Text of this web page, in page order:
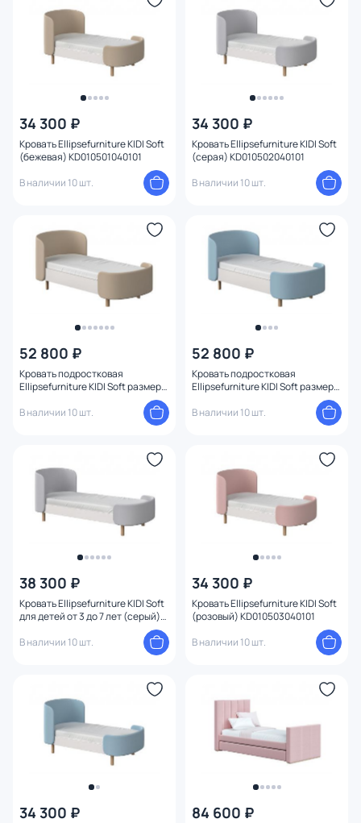
34 300 ₽
Кровать Ellipsefurniture KIDI Soft
(бежевая) KD010501040101
В наличии 10 шт.
34 300 ₽
Кровать Ellipsefurniture KIDI Soft
(серая) KD010502040101
В наличии 10 шт.
52 800 ₽
Кровать подростковая
Ellipsefurniture KIDI Soft размер
М (бежевый) KD010110020101
В наличии 10 шт.
52 800 ₽
Кровать подростковая
Ellipsefurniture KIDI Soft размер
В наличии 10 шт.
38 300 ₽
Кровать Ellipsefurniture KIDI Soft
для детей от 3 до 7 лет (серый)
В наличии 10 шт.
34 300 ₽
Кровать Ellipsefurniture KIDI Soft
(розовый) KD010503040101
В наличии 10 шт.
34 300 ₽ 84 600 ₽